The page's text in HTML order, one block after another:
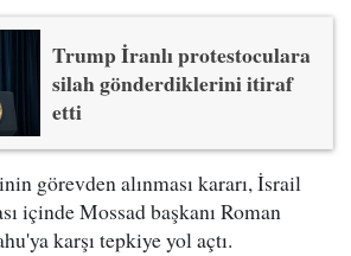
Trump İranlı protestoculara
silah gönderdiklerini itiraf
etti
görevden alınması kararı, İsrail
içinde Mossad başkanı Roman
karşı tepkiye yol açtı.